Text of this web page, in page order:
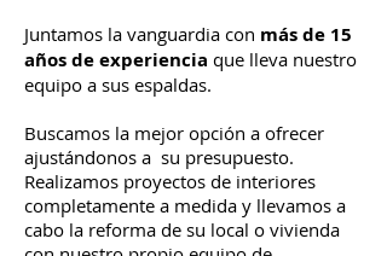
Juntamos la vanguardia con más de 15
añosde experiencia que lleva nuestro
equipo a sus espaldas.
Buscamos la mejor opción a ofrecer
ajustándonos a su presupuesto.
Realizamos proyectos de interiores
completamente a medida y llevamos a
cabo la reforma de su local o vivienda